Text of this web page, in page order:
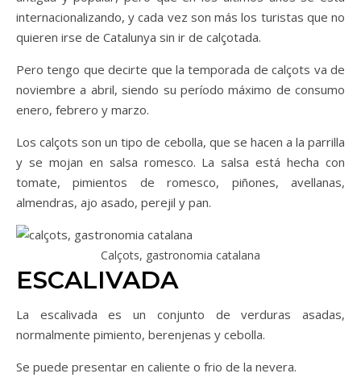
internacionalizando, y cada vez son más los turistas que no
quieren irse de Catalunya sin ir de calçotada.
Pero tengo que decirte que la temporada de calçots va de
noviembre a abril, siendo su período máximo de consumo
enero, febrero y marzo.
Los calçots son un tipo de cebolla, que se hacen a la parrilla
y se mojan en salsa romesco. La salsa está hecha con
tomate, pimientos de romesco, piñones, avellanas,
almendras, ajo asado, perejil y pan.
Calçots, gastronomia catalana
ESCALIVADA
La escalivada es un conjunto de verduras asadas,
normalmente pimiento, berenjenas y cebolla.
Se puede presentar en caliente o frio de la nevera.